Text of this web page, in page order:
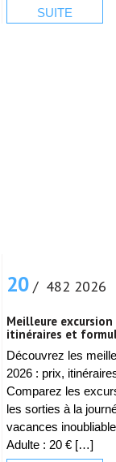
SUITE
20 / 482 2026
Meilleure
itinéraires et
Découvrez les
2026 : prix,
Comparez les
les sorties à la
vacances
Adulte : 20 € […]